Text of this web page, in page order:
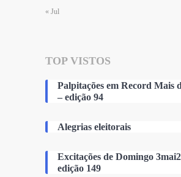
« Jul
TOP VISTOS
Palpitações em Record Mais
– edição 94
Alegrias eleitorais
Excitações de Domingo
edição 149